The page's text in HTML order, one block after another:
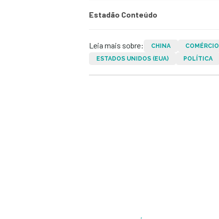
Estadão Conteúdo
Leia mais sobre: CHINA COMÉRCIO
ESTADOS UNIDOS (EUA)
POLÍTICA